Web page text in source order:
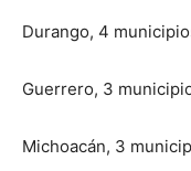
Durango, 4
Guerrero, 3
Michoacán, 3